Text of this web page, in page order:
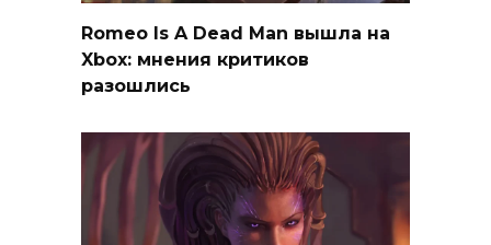
Romeo Is A Dead Man вышла на
Xbox: мнения критиков
разошлись